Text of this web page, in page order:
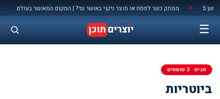
לתוכן ממתק כשר לפסח או מוצר ניקוי באושר עד? | המקום המאושר בעולם
☰
תגית · 3 פוסטים
ביוטריות